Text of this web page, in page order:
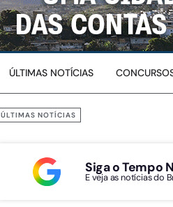
ÚLTIMAS NOTÍCIAS
ÚLTIMAS NOTÍCIAS
Siga o Tempo
E veja as notícias do